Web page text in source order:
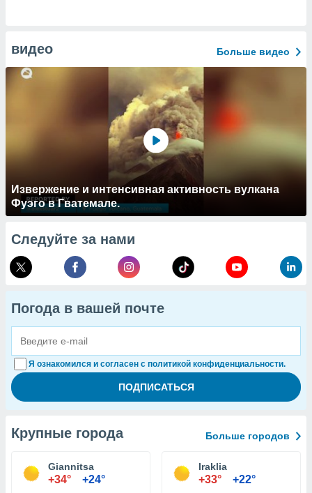
видео Больше видео
Извержение и интенсивная активность вулкана
Фуэго в Гватемале.
Следуйте за нами
Погода в вашей почте
Я ознакомился и согласен с политикой конфиденциальности.
Крупные города Больше городов
Giannitsa
+34° +24°
Iraklia
+33° +22°